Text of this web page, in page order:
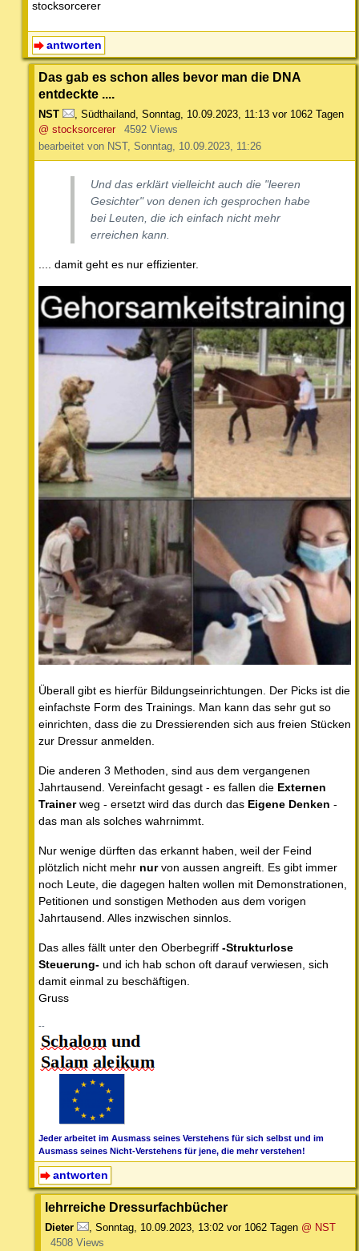
stocksorcerer
antworten
Das gab es schon alles bevor man die DNA
entdeckte ....
NST Südthailand Sonntag, 10.09.2023, 11:13 vor 1062 Tagen
@ stocksorcerer
4592 Views
bearbeitet von NST, Sonntag, 10.09.2023, 11:26
Und das erklärt vielleicht auch die "leeren
Gesichter" von denen ich gesprochen habe
bei Leuten, die ich einfach nicht mehr
erreichen kann.
.... damit geht es nur effizienter.
Überall gibt es hierfür Bildungseinrichtungen. Der Picks ist die
einfachste Form des Trainings. Man kann das sehr gut so
einrichten, dass die zu Dressierenden sich aus freien Stücken
zur Dressur anmelden.
Die anderen 3 Methoden, sind aus dem vergangenen
Jahrtausend. Vereinfacht gesagt - es fallen die Externen
Trainerweg - ersetzt wird das durch das Eigene Denken -
das man als solches wahrnimmt.
Nur wenige dürften das erkannt haben, weil der Feind
plötzlich nicht mehr nurvon aussen angreift. Es gibt immer
noch Leute, die dagegen halten wollen mit Demonstrationen,
Petitionen und sonstigen Methoden aus dem vorigen
Jahrtausend. Alles inzwischen sinnlos.
Das alles fällt unter den Oberbegriff -Strukturlose
Steuerung- und ich hab schon oft darauf verwiesen, sich
damit einmal zu beschäftigen.
Gruss
--
Jeder arbeitet im Ausmass seines Verstehens für sich selbst und im
Ausmass seines Nicht-Verstehens für jene, die mehr verstehen!
antworten
lehrreiche Dressurfachbücher
Dieter Sonntag, 10.09.2023, 13:02 vor 1062 Tagen @ NST
4508 Views